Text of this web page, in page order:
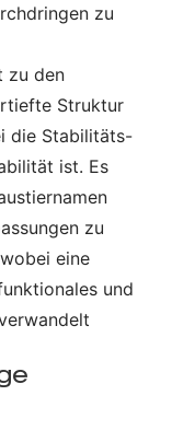
zu
zu den
Struktur
die Stabilitäts-
ist. Es
zu
eine
und